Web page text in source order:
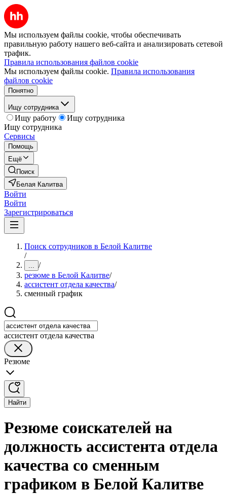
Мы используем файлы cookie, чтобы обеспечивать
правильную работу нашего веб-сайта и анализировать сетевой
трафик.
Правила использования файлов cookie
Мы используем файлы cookie. Правила использования
файлов cookie
Понятно
Ищу сотрудника
Ищу работу
Ищу сотрудника
Ищу сотрудника
Сервисы
Помощь
Ещё
Поиск
Белая Калитва
Войти
Войти
Зарегистрироваться
Поиск сотрудников в Белой Калитве
/
... /
резюме в Белой Калитве/
ассистент отдела качества/
сменный график
ассистент отдела качества
Резюме
Найти
Резюме соискателей на
должность ассистента отдела
качества со сменным
графиком в Белой Калитве